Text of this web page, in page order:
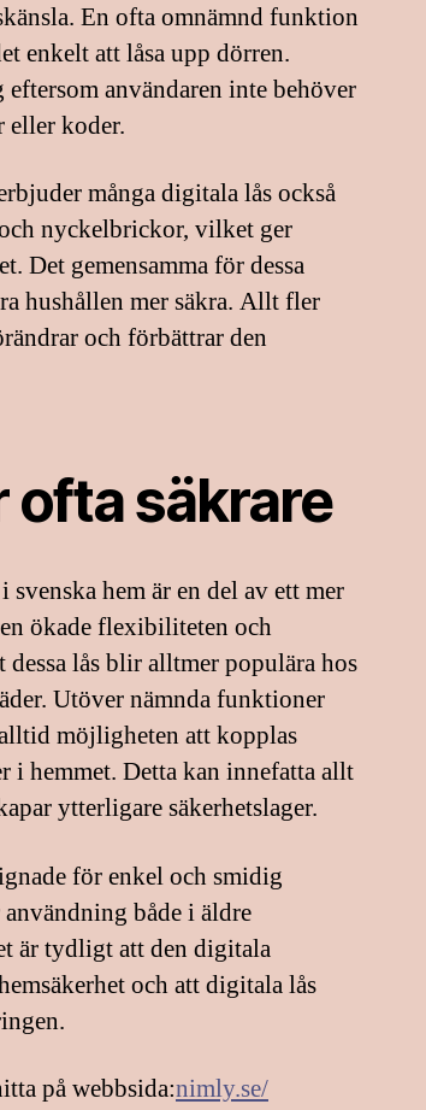
En ofta omnämnd funktion
enkelt att låsa upp dörren.
användaren inte behöver
eller koder.
många digitala lås också
nyckelbrickor, vilket ger
gemensamma för dessa
hushållen mer säkra. Allt fler
och förbättrar den
ofta säkrare
hem är en del av ett mer
ökade flexibiliteten och
lås blir alltmer populära hos
Utöver nämnda funktioner
möjligheten att kopplas
i hemmet. Detta kan innefatta allt
ytterligare säkerhetslager.
för enkel och smidig
både i äldre
är tydligt att den digitala
och att digitala lås
på webbsida:nimly.se/